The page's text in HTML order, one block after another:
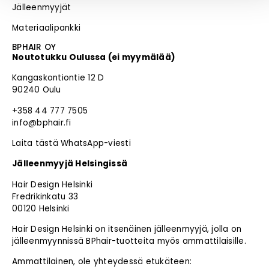
Jälleenmyyjät
Materiaalipankki
BPHAIR OY
Noutotukku Oulussa (ei myymälää)
Kangaskontiontie 12 D
90240 Oulu
+358 44 777 7505
info@bphair.fi
Laita tästä WhatsApp-viesti
Jälleenmyyjä Helsingissä
Hair Design Helsinki
Fredrikinkatu 33
00120 Helsinki
Hair Design Helsinki on itsenäinen jälleenmyyjä, jolla on
jälleenmyynnissä BPhair-tuotteita myös ammattilaisille.
Ammattilainen, ole yhteydessä etukäteen: